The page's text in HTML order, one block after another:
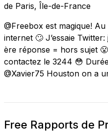
de Paris, Île-de-France
@Freebox est magique!
internet 🙄 J’essaie
ère réponse = hors sujet
contactez le 3244 😳
@Xavier75 Houston on a
Free Rapports de